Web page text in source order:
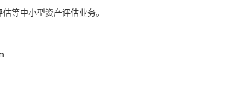
等中小型资产评估业务。